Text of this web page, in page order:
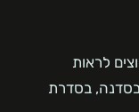
לראות
בסדרת